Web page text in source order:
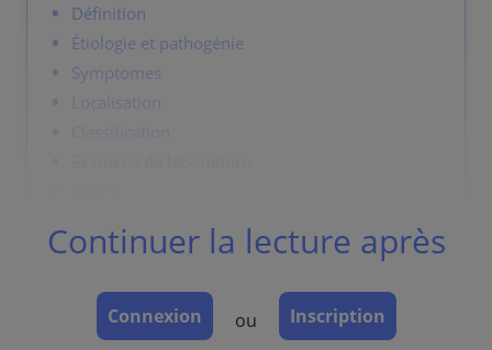
Définition
Étiologie et pathogénie
Symptomes
Diagnostic differentiel
Continuer la lecture après
Connexion ou Inscription